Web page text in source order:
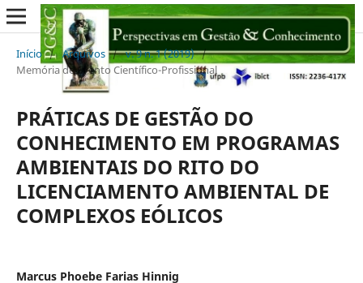
Início / Arquivos / v. 9 n. 1 (2019) /
Memória de Evento Científico-Profissional
PRÁTICAS DE GESTÃO DO
CONHECIMENTO EM PROGRAMAS
AMBIENTAIS DO RITO DO
LICENCIAMENTO AMBIENTAL DE
COMPLEXOS EÓLICOS
Marcus Phoebe Farias Hinnig